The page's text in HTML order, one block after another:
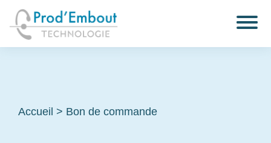
Accueil > Bon de commande